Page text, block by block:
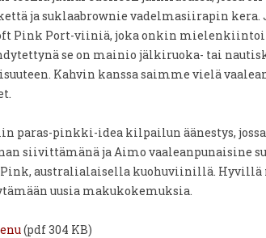
ja suklaabrownie vadelmasiirapin kera.
Pink Port-viiniä, joka onkin
se on mainio jälkiruoka- tai
Kahvin kanssa saimme vielä
paras-pinkki-idea kilpailun äänestys,
siivittämänä ja Aimo vaaleanpunaisine
australialaisella kuohuviinillä.
uusia makukokemuksia.
(pdf 304 KB)